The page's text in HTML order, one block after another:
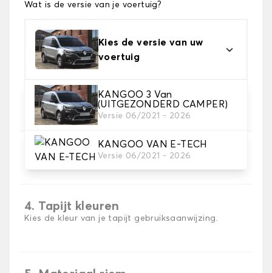
Wat is de versie van je voertuig?
Kies de versie van uw
voertuig
KANGOO 3 Van
(UITGEZONDERD CAMPER)
Versie 06/2021 - 2026
KANGOO VAN E-TECH
Versie 06/2021 - 2026
2. Materiaal
Kies het materiaal van uw automatten
3. Aantal matten
4. Tapijt kleuren
Kies de kleur van je tapijt gebruiksaanwijzing.